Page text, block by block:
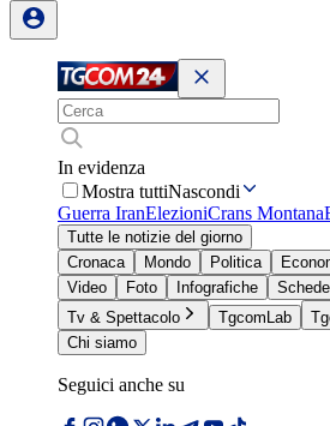
In evidenza
Mostra tuttiNascondi
Guerra IranElezioniCrans Montana
Tutte le notizie del giorno
Cronaca
Mondo Politica
Video
Foto Infografiche
Schede
Tv & Spettacolo
TgcomLab
Chi siamo
Seguici anche su